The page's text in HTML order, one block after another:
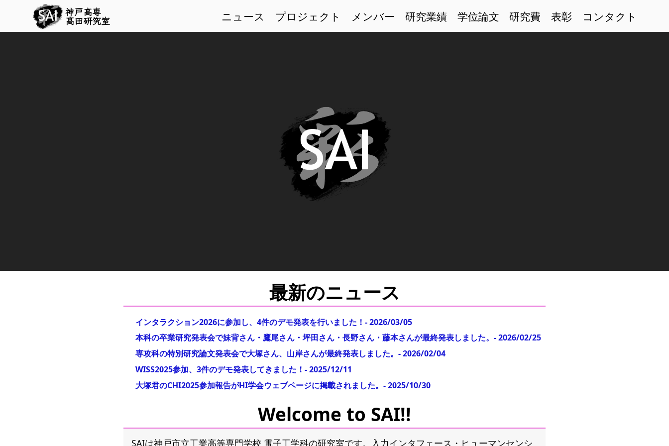
神戸高専
髙田研究室 ニュース プロジェクト メンバー 研究業績 学位論文 研究費 表彰 コンタクト
才
最新のニュース
インタラクション2026に参加し、4件のデモ発表を行いました！ -2026/03/05
本科の卒業研究発表会で妹背さん・鷹尾さん・坪田さん・長野さん・藤本さんが最終発表しました。 -2026/02/25
専攻科の特別研究論文発表会で大塚さん、山岸さんが最終発表しました。 -2026/02/04
WISS2025参加、3件のデモ発表してきました！ -2025/12/11
大塚君のCHI2025参加報告がHI学会ウェブページに掲載されました。 -2025/10/30
Welcome to SAI!!
SAIは神戸市立工業高等専門学校 電子工学科の研究室です。入力インタフェース・ヒューマンセンシ